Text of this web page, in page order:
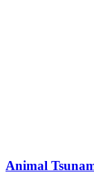
Animal